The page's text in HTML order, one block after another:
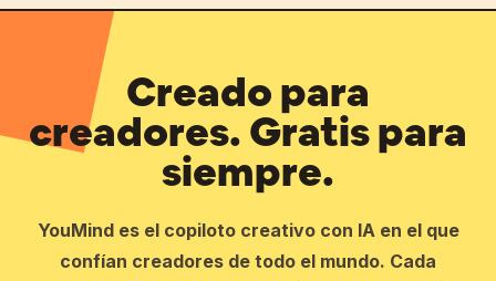
Creado para
creadores. Gratis para
siempre.
YouMind es el copiloto creativo con IA en el que
confían creadores de todo el mundo. Cada